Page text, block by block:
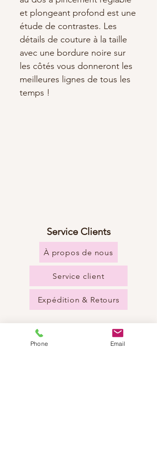
et plongeant profond est une
étude de contrastes. Les
détails de couture à la taille
avec une bordure noire sur
les côtés vous donneront les
meilleures lignes de tous les
temps !
Service Clients
À propos de nous
Service client
Expédition & Retours
Phone Email